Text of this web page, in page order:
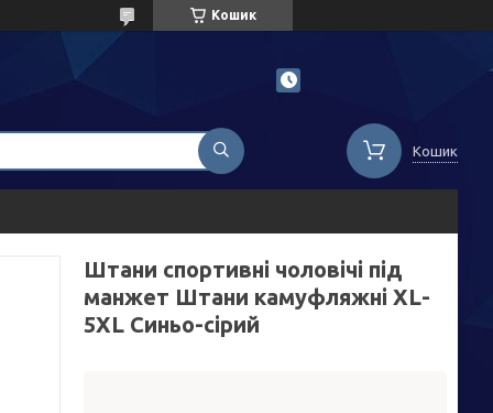
Кошик
Кошик
Штани спортивні чоловічі під
манжет Штани камуфляжні XL-
5XL Синьо-сірий